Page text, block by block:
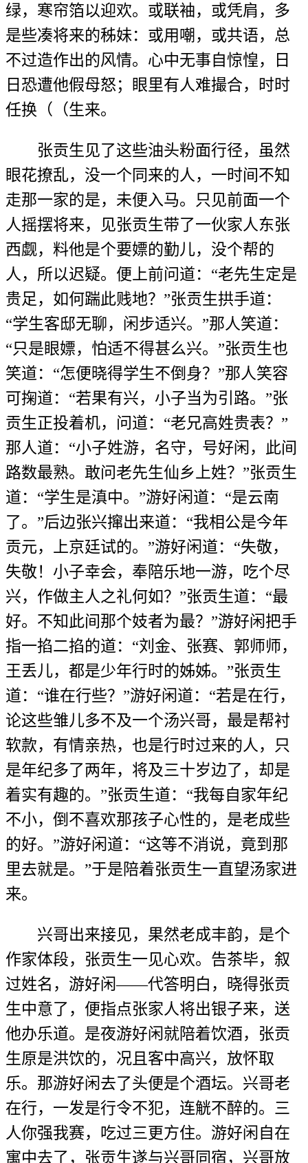
绿，寒帘箔以迎欢。或联袖，或凭肩，多
是些凑将来的秭妹：或用嘲，或共语，总
不过造作出的风情。心中无事自惊惶，日
日恐遭他假母怒；眼里有人难撮合，时时
任换（（生来。
张贡生见了这些油头粉面行径，虽然
眼花撩乱，没一个同来的人，一时间不知
走那一家的是，未便入马。只见前面一个
人摇摆将来，见张贡生带了一伙家人东张
西觑，料他是个要嫖的勤儿，没个帮的
人，所以迟疑。便上前问道：“老先生定是
贵足，如何踹此贱地？”张贡生拱手道：
“学生客邸无聊，闲步适兴。”那人笑道：
“只是眼嫖，怕适不得甚么兴。”张贡生也
笑道：“怎便晓得学生不倒身？”那人笑容
可掬道：“若果有兴，小子当为引路。”张
贡生正投着机，问道：“老兄高姓贵表？”
那人道：“小子姓游，名守，号好闲，此间
路数最熟。敢问老先生仙乡上姓？”张贡生
道：“学生是滇中。”游好闲道：“是云南
了。”后边张兴撺出来道：“我相公是今年
贡元，上京廷试的。”游好闲道：“失敬，
失敬！小子幸会，奉陪乐地一游，吃个尽
兴，作做主人之礼何如？”张贡生道：“最
好。不知此间那个妓者为最？”游好闲把手
指一掐二掐的道：“刘金、张赛、郭师师，
王丢儿，都是少年行时的姊姊。”张贡生
道：“谁在行些？”游好闲道：“若是在行，
论这些雏儿多不及一个汤兴哥，最是帮衬
软款，有情亲热，也是行时过来的人，只
是年纪多了两年，将及三十岁边了，却是
着实有趣的。”张贡生道：“我每自家年纪
不小，倒不喜欢那孩子心性的，是老成些
的好。”游好闲道：“这等不消说，竟到那
里去就是。”于是陪着张贡生一直望汤家进
来。
兴哥出来接见，果然老成丰韵，是个
作家体段，张贡生一见心欢。告茶毕，叙
过姓名，游好闲——代答明白，晓得张贡
生中意了，便指点张家人将出银子来，送
他办乐道。是夜游好闲就陪着饮酒，张贡
生原是洪饮的，况且客中高兴，放怀取
乐。那游好闲去了头便是个酒坛。兴哥老
在行，一发是行令不犯，连觥不醉的。三
人你强我赛，吃过三更方住。游好闲自在
寓中去了，张贡生遂与兴哥同宿，兴哥放